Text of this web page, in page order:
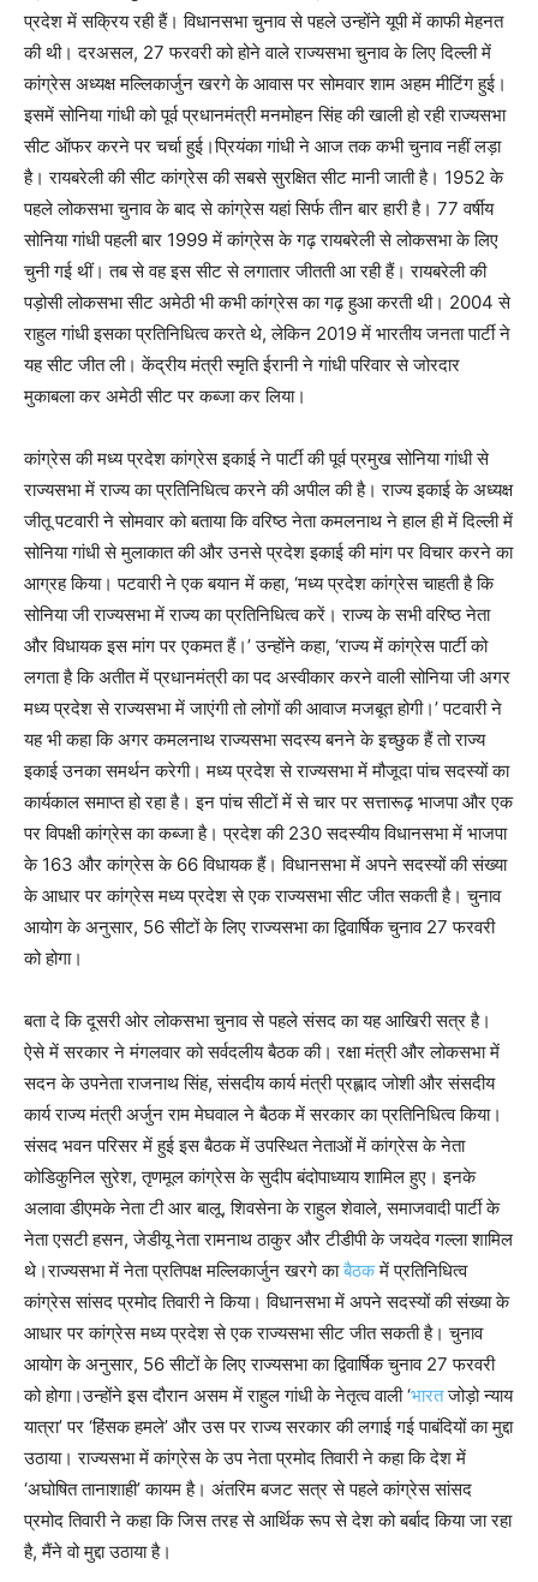
प्रदेश में सक्रिय रही हैं। विधानसभा चुनाव से पहले उन्होंने यूपी में काफी मेहनत
की थी। दरअसल, 27 फरवरी को होने वाले राज्यसभा चुनाव के लिए दिल्ली में
कांग्रेस अध्यक्ष मल्लिकार्जुन खरगे के आवास पर सोमवार शाम अहम मीटिंग हुई।
इसमें सोनिया गांधी को पूर्व प्रधानमंत्री मनमोहन सिंह की खाली हो रही राज्यसभा
सीट ऑफर करने पर चर्चा हुई।प्रियंका गांधी ने आज तक कभी चुनाव नहीं लड़ा
है। रायबरेली की सीट कांग्रेस की सबसे सुरक्षित सीट मानी जाती है। 1952 के
पहले लोकसभा चुनाव के बाद से कांग्रेस यहां सिर्फ तीन बार हारी है। 77 वर्षीय
सोनिया गांधी पहली बार 1999 में कांग्रेस के गढ़ रायबरेली से लोकसभा के लिए
चुनी गई थीं। तब से वह इस सीट से लगातार जीतती आ रही हैं। रायबरेली की
पड़ोसी लोकसभा सीट अमेठी भी कभी कांग्रेस का गढ़ हुआ करती थी। 2004 से
राहुल गांधी इसका प्रतिनिधित्व करते थे, लेकिन 2019 में भारतीय जनता पार्टी ने
यह सीट जीत ली। केंद्रीय मंत्री स्मृति ईरानी ने गांधी परिवार से जोरदार
मुकाबला कर अमेठी सीट पर कब्जा कर लिया।
कांग्रेस की मध्य प्रदेश कांग्रेस इकाई ने पार्टी की पूर्व प्रमुख सोनिया गांधी से
राज्यसभा में राज्य का प्रतिनिधित्व करने की अपील की है। राज्य इकाई के अध्यक्ष
जीतू पटवारी ने सोमवार को बताया कि वरिष्ठ नेता कमलनाथ ने हाल ही में दिल्ली में
सोनिया गांधी से मुलाकात की और उनसे प्रदेश इकाई की मांग पर विचार करने का
आग्रह किया। पटवारी ने एक बयान में कहा, ‘मध्य प्रदेश कांग्रेस चाहती है कि
सोनिया जी राज्यसभा में राज्य का प्रतिनिधित्व करें। राज्य के सभी वरिष्ठ नेता
और विधायक इस मांग पर एकमत हैं।’ उन्होंने कहा, ‘राज्य में कांग्रेस पार्टी को
लगता है कि अतीत में प्रधानमंत्री का पद अस्वीकार करने वाली सोनिया जी अगर
मध्य प्रदेश से राज्यसभा में जाएंगी तो लोगों की आवाज मजबूत होगी।’ पटवारी ने
यह भी कहा कि अगर कमलनाथ राज्यसभा सदस्य बनने के इच्छुक हैं तो राज्य
इकाई उनका समर्थन करेगी। मध्य प्रदेश से राज्यसभा में मौजूदा पांच सदस्यों का
कार्यकाल समाप्त हो रहा है। इन पांच सीटों में से चार पर सत्तारूढ़ भाजपा और एक
पर विपक्षी कांग्रेस का कब्जा है। प्रदेश की 230 सदस्यीय विधानसभा में भाजपा
के 163 और कांग्रेस के 66 विधायक हैं। विधानसभा में अपने सदस्यों की संख्या
के आधार पर कांग्रेस मध्य प्रदेश से एक राज्यसभा सीट जीत सकती है। चुनाव
आयोग के अनुसार, 56 सीटों के लिए राज्यसभा का द्विवार्षिक चुनाव 27 फरवरी
को होगा।
बता दे कि दूसरी ओर लोकसभा चुनाव से पहले संसद का यह आखिरी सत्र है।
ऐसे में सरकार ने मंगलवार को सर्वदलीय बैठक की। रक्षा मंत्री और लोकसभा में
सदन के उपनेता राजनाथ सिंह, संसदीय कार्य मंत्री प्रह्लाद जोशी और संसदीय
कार्य राज्य मंत्री अर्जुन राम मेघवाल ने बैठक में सरकार का प्रतिनिधित्व किया।
संसद भवन परिसर में हुई इस बैठक में उपस्थित नेताओं में कांग्रेस के नेता
कोडिकुनिल सुरेश, तृणमूल कांग्रेस के सुदीप बंदोपाध्याय शामिल हुए। इनके
अलावा डीएमके नेता टी आर बालू, शिवसेना के राहुल शेवाले, समाजवादी पार्टी के
नेता एसटी हसन, जेडीयू नेता रामनाथ ठाकुर और टीडीपी के जयदेव गल्ला शामिल
थे।राज्यसभा में नेता प्रतिपक्ष मल्लिकार्जुन खरगे काबैठकमें प्रतिनिधित्व
कांग्रेस सांसद प्रमोद तिवारी ने किया। विधानसभा में अपने सदस्यों की संख्या के
आधार पर कांग्रेस मध्य प्रदेश से एक राज्यसभा सीट जीत सकती है। चुनाव
आयोग के अनुसार, 56 सीटों के लिए राज्यसभा का द्विवार्षिक चुनाव 27 फरवरी
को होगा।उन्होंने इस दौरान असम में राहुल गांधी के नेतृत्व वाली ‘भारतजोड़ो न्याय
यात्रा’ पर ‘हिंसक हमले’ और उस पर राज्य सरकार की लगाई गई पाबंदियों का मुद्दा
उठाया। राज्यसभा में कांग्रेस के उप नेता प्रमोद तिवारी ने कहा कि देश में
‘अघोषित तानाशाही’ कायम है। अंतरिम बजट सत्र से पहले कांग्रेस सांसद
प्रमोद तिवारी ने कहा कि जिस तरह से आर्थिक रूप से देश को बर्बाद किया जा रहा
है, मैंने वो मुद्दा उठाया है।